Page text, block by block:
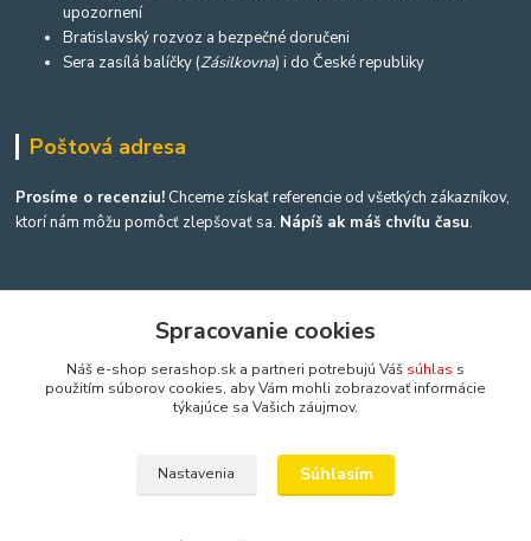
upozornení
Bratislavský rozvoz a bezpečné doručeni
Sera zasílá balíčky (Zásilkovna) i do České republiky
Poštová adresa
Prosíme o recenziu! Chceme získať referencie od všetkých zákazníkov,
ktorí nám môžu pomôcť zlepšovať sa. Nápíš ak máš chvíľu času.
Výroba akvárií a terárií
Ing. Martina Mikulíková a Igor Heriban
+421903360646
Spracovanie cookies
Náš e-shop serashop.sk a partneri potrebujú Váš súhlas s
použitím súborov cookies, aby Vám mohli zobrazovať informácie
týkajúce sa Vašich záujmov.
Nastavenia Súhlasím